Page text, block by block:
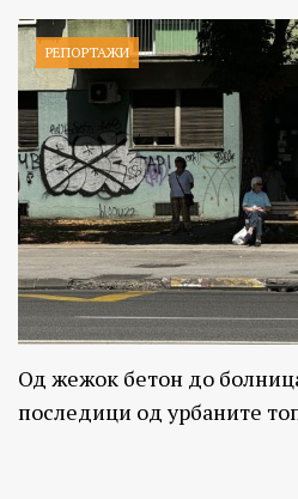
РЕПОРТАЖИ
Од жежок бетон до
последици од урбаните